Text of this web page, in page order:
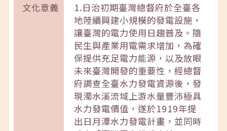
文化意義
1.日治初期臺灣總督府於全臺各
地陸續興建小規模的發電設施，
讓臺灣的電力使用日趨普及。隨
民生與產業用電需求增加，為確
保提供充足電力能源，以及放眼
未來臺灣開發的重要性，經總督
府調查全臺水力發電資源後，發
現濁水溪流域上游水量豐沛極具
水力發電價值，遂於1919年提
出日月潭水力發電計畫，並同時